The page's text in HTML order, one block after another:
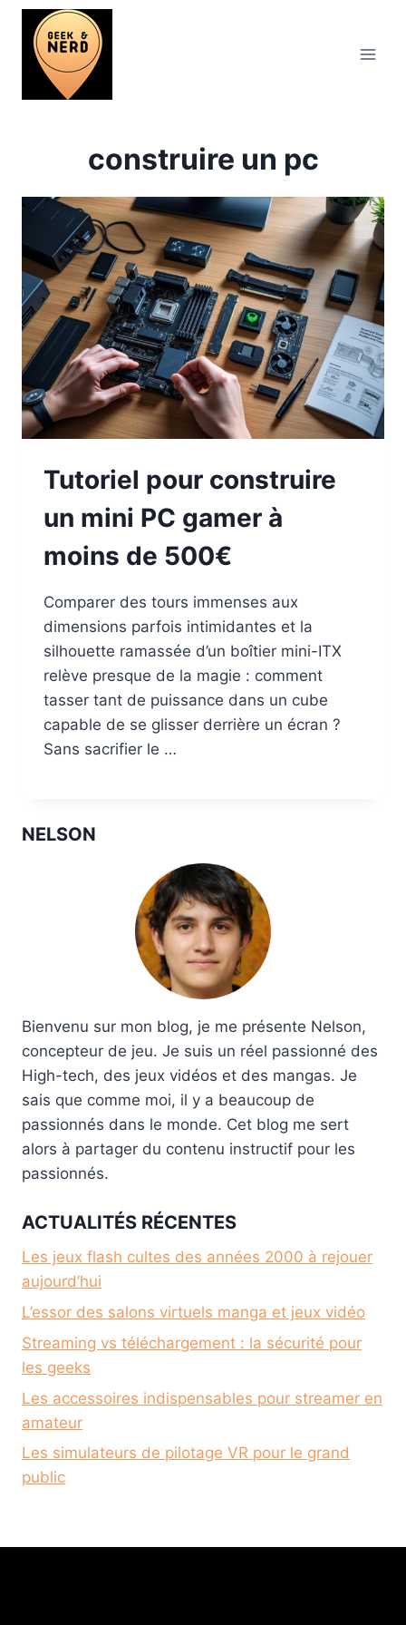
Aller
contenu
construire un pc
Tutoriel pour construire
un mini PC gamer à
moins de 500€
Comparer des tours immenses aux
dimensions parfois intimidantes et la
silhouette ramassée d’un boîtier mini-ITX
relève presque de la magie : comment
tasser tant de puissance dans un cube
capable de se glisser derrière un écran ?
Sans sacrifier le …
NELSON
Bienvenu sur mon blog, je me présente Nelson,
concepteur de jeu. Je suis un réel passionné des
High-tech, des jeux vidéos et des mangas. Je
sais que comme moi, il y a beaucoup de
passionnés dans le monde. Cet blog me sert
alors à partager du contenu instructif pour les
passionnés.
ACTUALITÉS RÉCENTES
Les jeux flash cultes des années 2000 à rejouer
aujourd’hui
L’essor des salons virtuels manga et jeux vidéo
Streaming vs téléchargement : la sécurité pour
les geeks
Les accessoires indispensables pour streamer en
amateur
Les simulateurs de pilotage VR pour le grand
public